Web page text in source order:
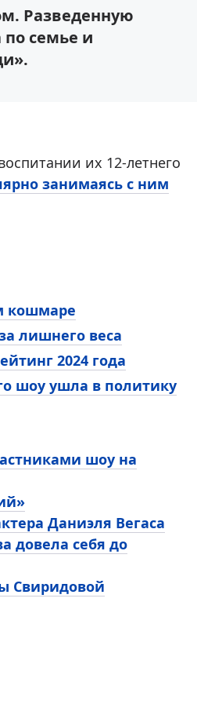
Разведенную
по семье и
их 12-летнего
занимаясь с ним
кошмаре
лишнего веса
2024 года
шоу ушла в политику
шоу на
Даниэля Вегаса
довела себя до
Свиридовой